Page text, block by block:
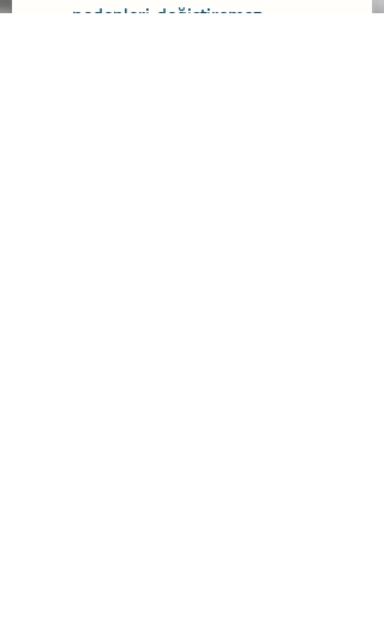
nedenleri değiştiremez.